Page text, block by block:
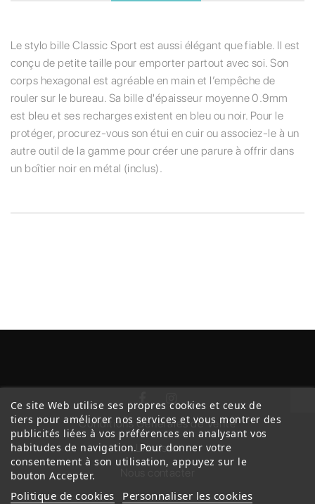
Le stylo bille Classic Sport est aussi élégant que fiable. Il est
conçu de petite taille pour emporter partout avec soi. Son
corps hexagonal est agréable en main et l’empêche de
rouler sur le bureau. Sa bille d'épaisseur moyenne 0.9mm
est bleu et ses recharges existent en bleu ou noir. Pour le
protéger, procurez-vous son étui en cuir ou associez-le à un
autre outil de la gamme pour créer une parure à offrir dans
un boîtier noir en métal (inclus).
Conditions Générales de Vente
Livraison
Ce site Web utilise ses propres cookies et ceux de
tiers pour améliorer nos services et vous montrer des
publicités liées à vos préférences en analysant vos
habitudes de navigation. Pour donner votre
consentement à son utilisation, appuyez sur le
bouton Accepter.
Politique de cookies Personnaliser les cookies